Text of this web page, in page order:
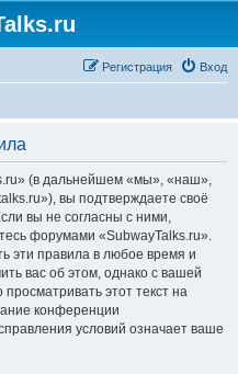
Вход
Регистрация
(в дальнейшем «мы», «наш»,
вы подтверждаете своё
вы не согласны с ними,
форумами «SubwayTalks.ru».
эти правила в любое время и
вас об этом, однако с вашей
этот текст на
конференции
условий означает ваше